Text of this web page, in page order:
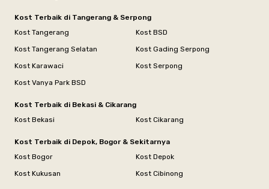
Kost Terbaik di Tangerang & Serpong
Kost Tangerang
Kost BSD
Kost Tangerang Selatan
Kost Gading Serpong
Kost Karawaci
Kost Serpong
Kost Vanya Park BSD
Kost Terbaik di Bekasi & Cikarang
Kost Bekasi
Kost Cikarang
Kost Terbaik di Depok, Bogor & Sekitarnya
Kost Bogor
Kost Depok
Kost Kukusan
Kost Cibinong